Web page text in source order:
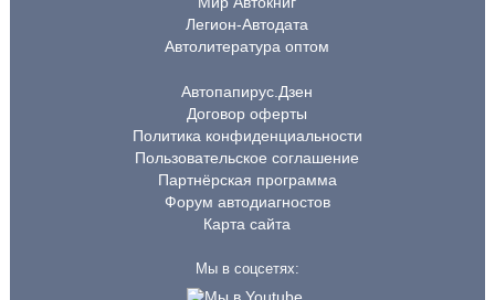
Легион-Автодата
Автолитература оптом
Автопапирус.Дзен
Договор оферты
Политика конфиденциальности
Пользовательское соглашение
Партнёрская программа
Форум автодиагностов
Карта сайта
Мы в соцсетях: